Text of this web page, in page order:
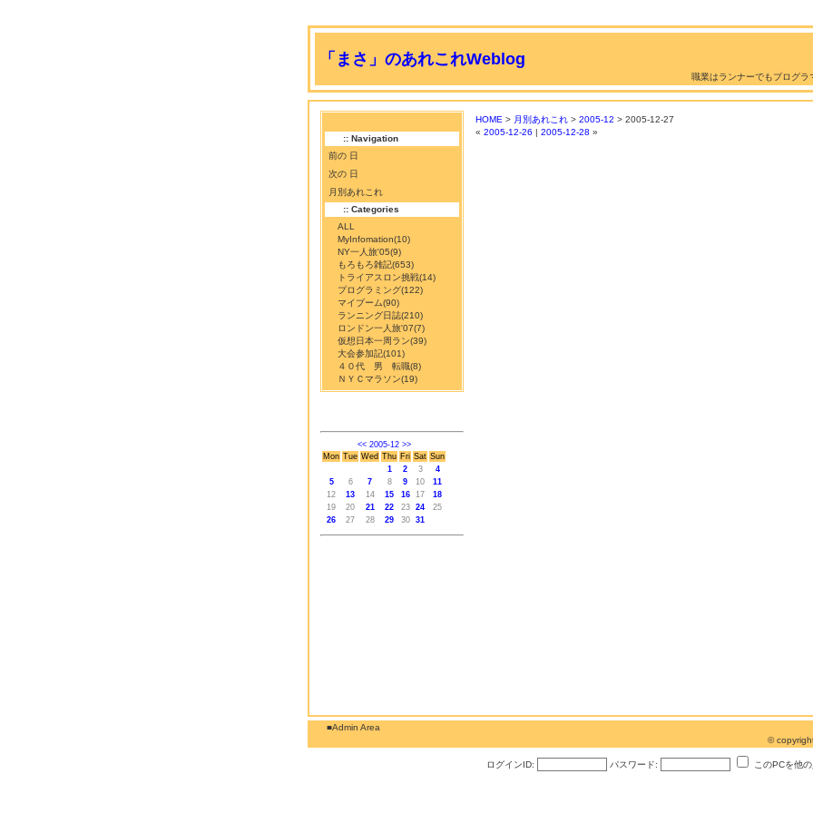
「まさ」のあれこれWeblog
職業はランナーでもプログラ
:: Navigation
前の 日
次の 日
月別あれこれ
:: Categories
ALL
MyInfomation(10)
NY一人旅'05(9)
もろもろ雑記(653)
トライアスロン挑戦(14)
プログラミング(122)
マイブーム(90)
ランニング日誌(210)
ロンドン一人旅'07(7)
仮想日本一周ラン(39)
大会参加記(101)
４０代 男 転職(8)
ＮＹＣマラソン(19)
<< 2005-12 >>
Mon Tue Wed Thu Fri Sat Sun
1
2 3
4
5
6 7 8 9 10
11
12
13 14 15 16 17
18
19
20 21 22 23 24
25
26
27 28 29 30 31
HOME > 月別あれこれ > 2005-12 > 2005-12-27
« 2005-12-26 | 2005-12-28 »
■Admin Area
©
ログインID: パスワード: このPCを他